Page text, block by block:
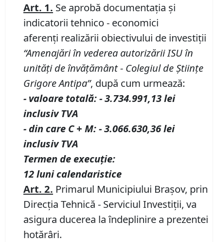
Art. 1. Se aprobă documentația și
indicatorii tehnico - economici
aferenți realizării obiectivului de investiții
“Amenajăriîn vederea autorizării ISUîn
unități deînvățământ - Colegiul de Științe
Grigore Antipa”, după cum urmează:
- valoare totală:-3.734.991,13lei
inclusiv TVA
- din care C + M:-3.066.630,36lei
inclusiv TVA
Termen de execuție:
12lunicalendaristice
Art. 2. Primarul Municipiului Braşov, prin
Direcţia Tehnică - Serviciul Investiții, va
asigura ducerea la îndeplinire a prezentei
hotărâri.